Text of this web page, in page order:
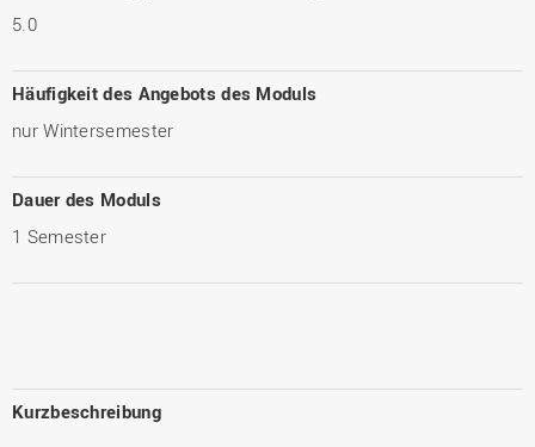
5.0
Häufigkeit des Angebots des Moduls
nur Wintersemester
Dauer des Moduls
1 Semester
Kurzbeschreibung